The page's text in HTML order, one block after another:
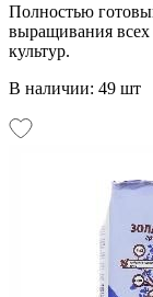
Полностью
выращивания
культур.
В наличии: 49 шт